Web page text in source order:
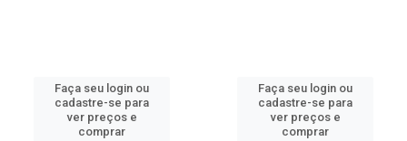
Faça seu login ou
cadastre-se para
ver preços e
comprar
Faça seu login ou
cadastre-se para
ver preços e
comprar